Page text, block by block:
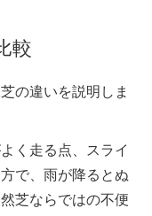
較
の違いを説明しま
く走る点、スライ
で、雨が降るとぬ
芝ならではの不便